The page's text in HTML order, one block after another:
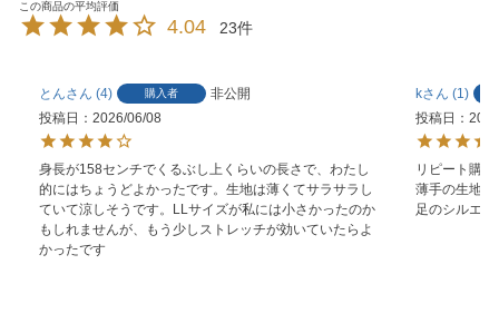
4.04 23
とん 4 購入者
非公開
投稿日
2026/06/08
身長が158センチでくるぶし上くらいの長さで、わたし
的にはちょうどよかったです。生地は薄くてサラサラし
ていて涼しそうです。LLサイズが私には小さかったのか
もしれませんが、もう少しストレッチが効いていたらよ
かったです
k
1
投稿日
リピート購
薄手の生地
足のシルエ